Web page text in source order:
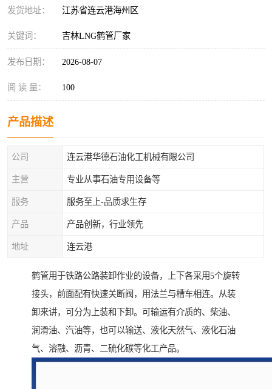
发货地址： 江苏省连云港海州区
关键词： 吉林LNG鹤管厂家
发布日期： 2026-08-07
阅 读 量： 100
产品描述
公司 连云港华德石油化工机械有限公司
主营 专业从事石油专用设备等
服务 服务至上-品质求生存
产品 产品创新，行业领先
地址 连云港
鹤管用于铁路公路装卸作业的设备，上下各采用5个旋转
接头，前面配有快速关断阀，用法兰与槽车相连。从装
卸来讲，可分为上装和下卸。可输运有介质的、柴油、
润滑油、汽油等，也可以输送、液化天然气、液化石油
气、溶融、沥青、二硫化碳等化工产品。